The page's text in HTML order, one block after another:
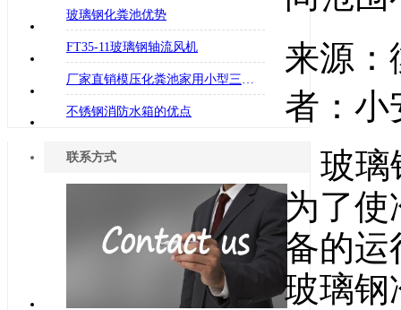
玻璃钢化粪池优势
FT35-11玻璃钢轴流风机
厂家直销模压化粪池家用小型三格防腐蚀化粪池
不锈钢消防水箱的优点
联系方式
来源
者：
玻璃
为了使
备的运
玻璃钢